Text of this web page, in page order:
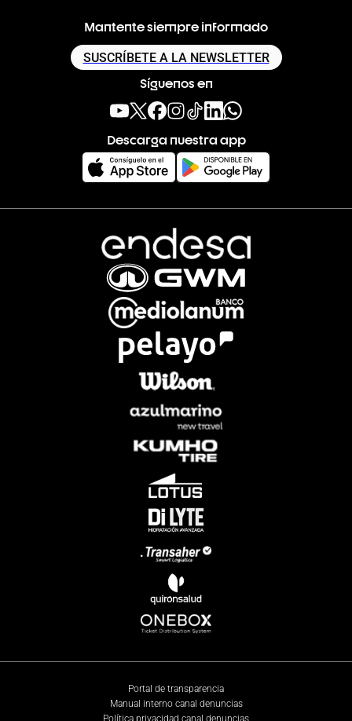
Mantente siempre informado
SUSCRÍBETE A LA NEWSLETTER
Síguenos en
Descarga nuestra app
Portal de transparencia
Manual interno canal denuncias
Política privacidad canal denuncias